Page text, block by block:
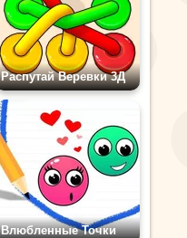
Распутай Веревки 3Д
Влюбленные Точки